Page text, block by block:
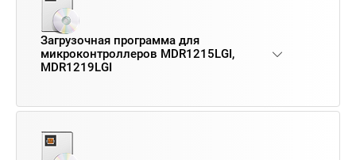
Загрузочная программа для
микроконтроллеров MDR1215LGI,
MDR1219LGI